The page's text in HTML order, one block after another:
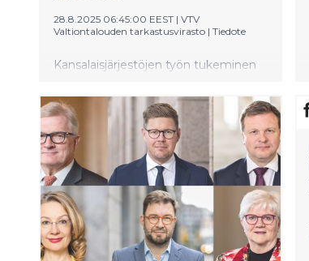
28.8.2025 06:45:00 EEST | VTV
Valtiontalouden tarkastusvirasto | Tiedote
Kansalaisjärjestöjen työn tukeminen
Tuen hallinnointi on toimivaa, mutta
tuen ehdot ja hallinnolliset
vaatimukset suosivat suuria,
toimintansa vakiinnuttaneita
järjestöjä.